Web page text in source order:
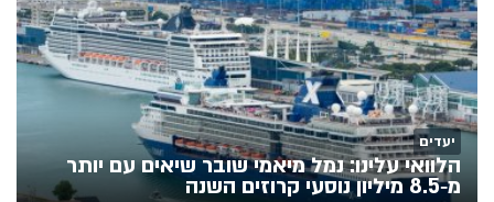
יעדים
הלוואי עלינו: נמל מיאמי שובר שיאים עם יותר
מ‑8.5 מיליון נוסעי קרוזים השנה